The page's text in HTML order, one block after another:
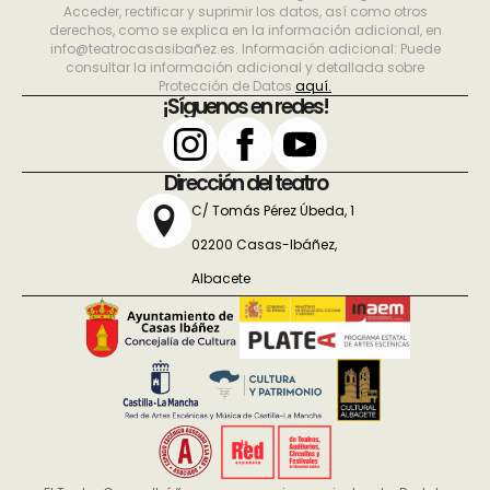
Acceder, rectificar y suprimir los datos, así como otros
derechos, como se explica en la información adicional, en
info@teatrocasasibañez.es. Información adicional: Puede
consultar la información adicional y detallada sobre
Protección de Datos aquí.
¡Síguenos en redes!
Dirección del teatro
C/ Tomás Pérez Úbeda, 1
02200 Casas-Ibáñez,
Albacete